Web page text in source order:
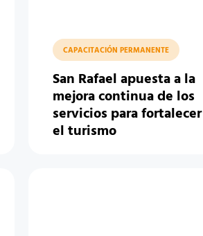
CAPACITACIÓN PERMANENTE
San Rafael apuesta a la
mejora continua de los
servicios para fortalecer
el turismo